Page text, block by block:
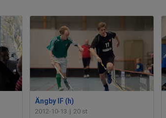
Ängby IF (h)
2012-10-13 | 20 st